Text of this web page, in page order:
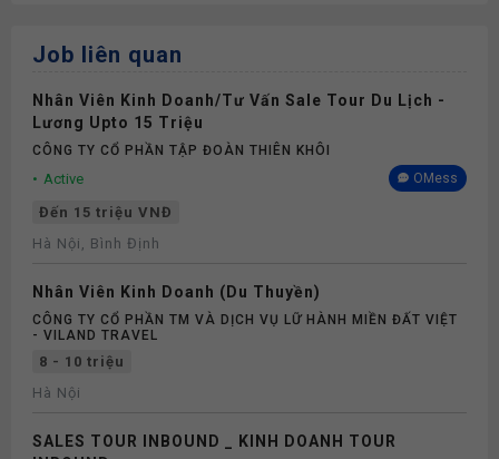
Job liên quan
Nhân Viên Kinh Doanh/Tư Vấn Sale Tour Du Lịch -
Lương Upto 15 Triệu
CÔNG TY CỔ PHẦN TẬP ĐOÀN THIÊN KHÔI
Active OMess
Đến 15 triệu VNĐ
Hà Nội, Bình Định
Nhân Viên Kinh Doanh (Du Thuyền)
CÔNG TY CỔ PHẦN TM VÀ DỊCH VỤ LỮ HÀNH MIỀN ĐẤT VIỆT
- VILAND TRAVEL
8 - 10 triệu
Hà Nội
SALES TOUR INBOUND _ KINH DOANH TOUR